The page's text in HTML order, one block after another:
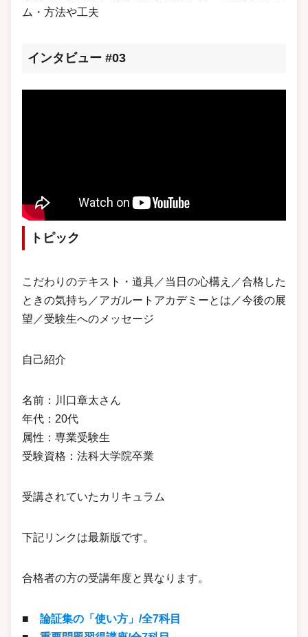
ム・方法や工夫
インタビュー #03
トピック
こだわりのテキスト・道具／当日の心構え／合格した
ときの気持ち／アガルートアカデミーとは／今後の展
望／受験生へのメッセージ
自己紹介
名前：川口章太さん
年代：20代
属性：専業受験生
受験資格：法科大学院卒業
受講されていたカリキュラム
下記リンクは最新版です。
合格者の方の受講年度と異なります。
■ 論証集の「使い方」/全7科目